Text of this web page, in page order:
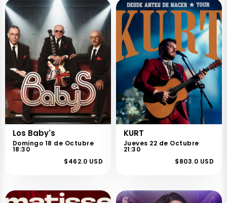
Los Baby's
Domingo 18 de Octubre
18:30
$462.0 USD
KURT
Jueves 22 de Octubre
21:30
$803.0 USD